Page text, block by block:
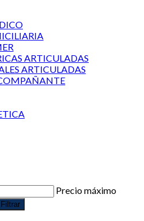
ARTICULADAS
ARTICULADAS
Precio máximo
Filtrar